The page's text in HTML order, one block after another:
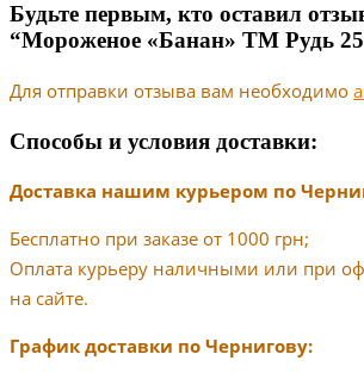
Будьте первым, кто оставил
“Мороженое «Банан» ТМ Рудь
Для отправки отзыва вам необходимо
Способы и условия доставки:
Доставка нашим курьером по
Бесплатно при заказе от 1000 грн;
Оплата курьеру наличными или при
на сайте.
График доставки по Чернигову: